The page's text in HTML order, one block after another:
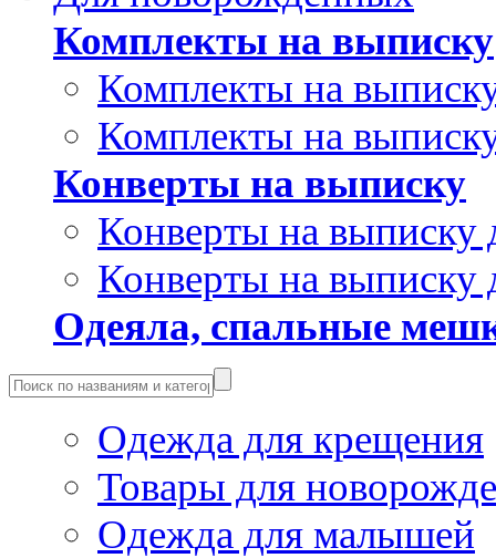
Комплекты на выписку
Комплекты на
Комплекты на
Конверты на выписку
Конверты на выписку
Конверты на выписку
Одеяла, спальные
Одежда для крещения
Товары для
Одежда для малышей